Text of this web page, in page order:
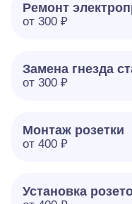
Ремонт
от 300 ₽
Замена гнезда
от 300 ₽
Монтаж розетки
от 400 ₽
Установка